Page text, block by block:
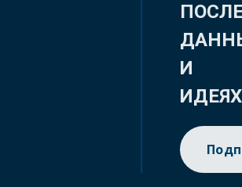
И
ИДЕЯХ